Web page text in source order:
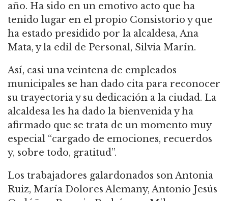
año. Ha sido en un emotivo acto que ha
tenido lugar en el propio Consistorio y que
ha estado presidido por la alcaldesa, Ana
Mata, y la edil de Personal, Silvia Marín.
Así, casi una veintena de empleados
municipales se han dado cita para reconocer
su trayectoria y su dedicación a la ciudad. La
alcaldesa les ha dado la bienvenida y ha
afirmado que se trata de un momento muy
especial “cargado de emociones, recuerdos
y, sobre todo, gratitud”.
Los trabajadores galardonados son Antonia
Ruiz, María Dolores Alemany, Antonio Jesús